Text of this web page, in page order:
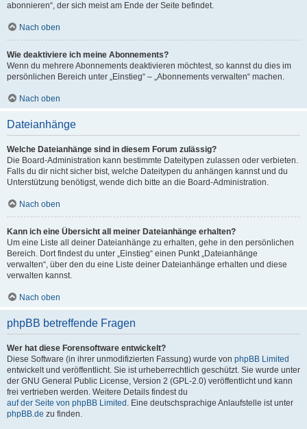
abonnieren“, der sich meist am Ende der Seite befindet.
Nach oben
Wie deaktiviere ich meine Abonnements?
Wenn du mehrere Abonnements deaktivieren möchtest, so kannst du dies im
persönlichen Bereich unter „Einstieg“ – „Abonnements verwalten“ machen.
Nach oben
Dateianhänge
Welche Dateianhänge sind in diesem Forum zulässig?
Die Board-Administration kann bestimmte Dateitypen zulassen oder verbieten.
Falls du dir nicht sicher bist, welche Dateitypen du anhängen kannst und du
Unterstützung benötigst, wende dich bitte an die Board-Administration.
Nach oben
Kann ich eine Übersicht all meiner Dateianhänge erhalten?
Um eine Liste all deiner Dateianhänge zu erhalten, gehe in den persönlichen
Bereich. Dort findest du unter „Einstieg“ einen Punkt „Dateianhänge
verwalten“, über den du eine Liste deiner Dateianhänge erhalten und diese
verwalten kannst.
Nach oben
phpBB betreffende Fragen
Wer hat diese Forensoftware entwickelt?
Diese Software (in ihrer unmodifizierten Fassung) wurde von phpBB Limited
entwickelt und veröffentlicht. Sie ist urheberrechtlich geschützt. Sie wurde unter
der GNU General Public License, Version 2 (GPL-2.0) veröffentlicht und kann
frei vertrieben werden. Weitere Details findest du
auf der Seite von phpBB Limited . Eine deutschsprachige Anlaufstelle ist unter
phpBB.de zu finden.